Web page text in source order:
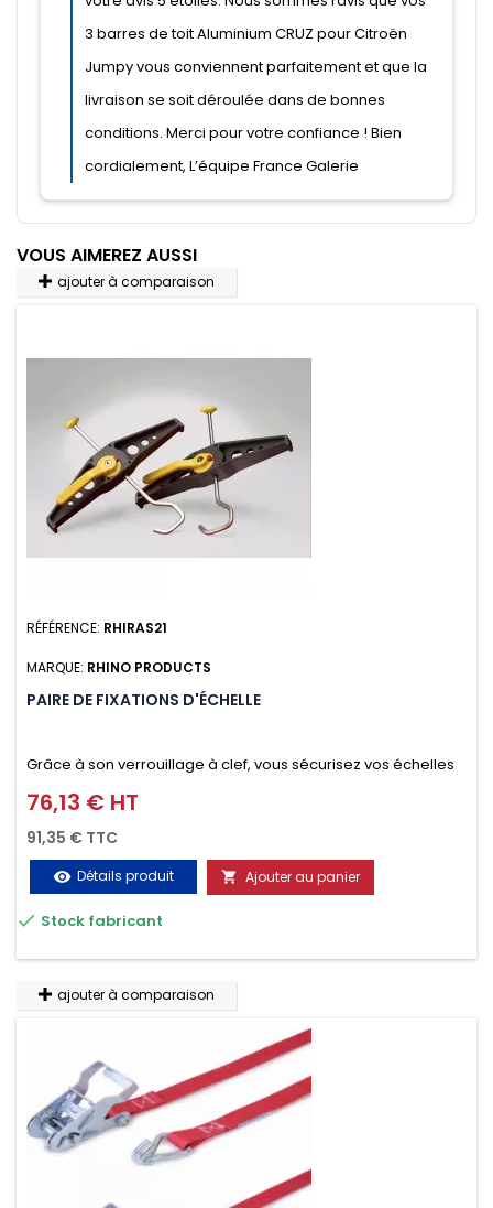
VOUS AIMEREZ AUSSI
ajouter à comparaison
RÉFÉRENCE: RHIRAS21
MARQUE: RHINO PRODUCTS
PAIRE DE FIXATIONS D'ÉCHELLE
Grâce à son verrouillage à clef, vous sécurisez vos échelles
d'un seul geste aussi bien contre le vol que pendant le
transport. Référence vendue par paire.
Prix
76,13 € HT
91,35 € TTC
visibility Détails produit  Ajouter au panier
 Stock fabricant
ajouter à comparaison